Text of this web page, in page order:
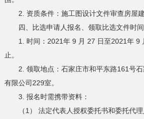
2. 资质条件：施工图设计文件审查房屋
四、比选申请人报名、领取比选文件时
1. 时间：2021年 9 月 27 日至2021年 9
止。
2. 领取地点：石家庄市和平东路161号
有限公司229室。
3. 报名时需携带资料：
（1） 法定代表人授权委托书和委托代理